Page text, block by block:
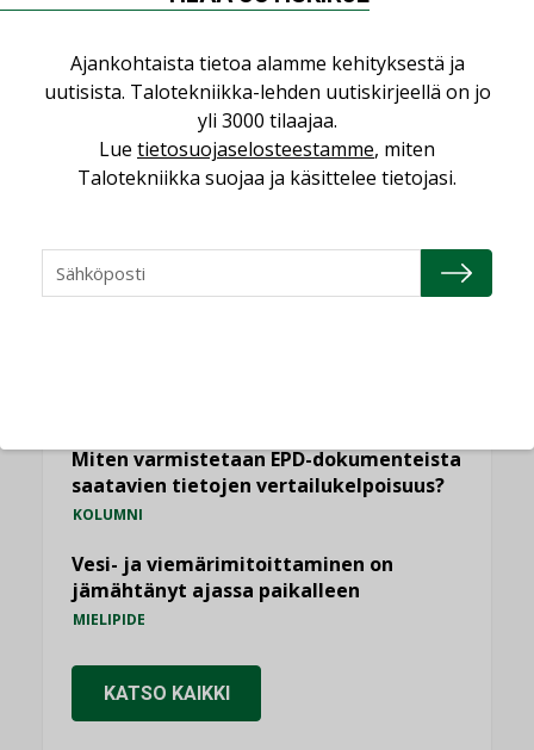
NÄKÖKULMIA
Puheista tekoihin – uusin teknologia
käyttöön kiinteistöissä
Sähköistäminen säästää euroja
Miten varmistetaan EPD-dokumenteista
saatavien tietojen vertailukelpoisuus?
KOLUMNI
Vesi- ja viemärimitoittaminen on
jämähtänyt ajassa paikalleen
MIELIPIDE
KATSO KAIKKI
Ajankohtaista tietoa alamme kehityksestä ja
uutisista. Talotekniikka-lehden uutiskirjeellä on jo
yli 3000 tilaajaa.
Lue tietosuojaselosteestamme, miten
Talotekniikka suojaa ja käsittelee tietojasi.